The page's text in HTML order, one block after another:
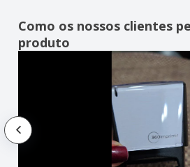
Como os nossos clientes
produto